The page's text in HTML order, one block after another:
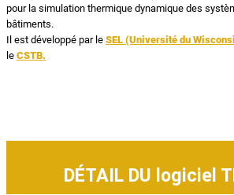
pour la simulation thermique dynamique des
bâtiments.
Il est développé par le SEL (Université du
le CSTB.
DÉTAIL DU logiciel